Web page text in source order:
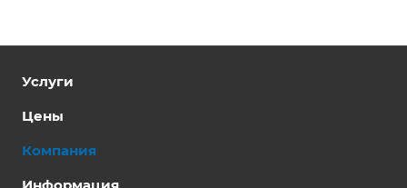
Услуги
Цены
Компания